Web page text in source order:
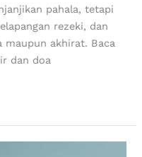
pahala, tetapi
rezeki, dan
maupun akhirat. Baca
dan doa